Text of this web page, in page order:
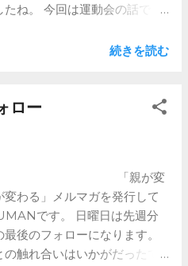
ください。 https://www.ccc-
ね。 今回は運動会の話で
ないでしょうか。 イギリスの
に練習をし、 団体行動が重視
※ブログではメルマガの前半
しています。 全文は是非メ
ください。
human.com/mail-
続きを読む
ロー
が変
変わる」メルマガを発行して
です。 日曜日は先週分
後のフォローになります。
触れ合いはいかがだったで